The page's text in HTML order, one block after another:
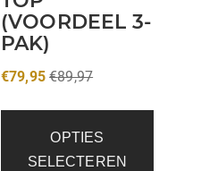
(VOORDEEL 3-
PAK)
€79,95 €89,97
OPTIES
SELECTEREN